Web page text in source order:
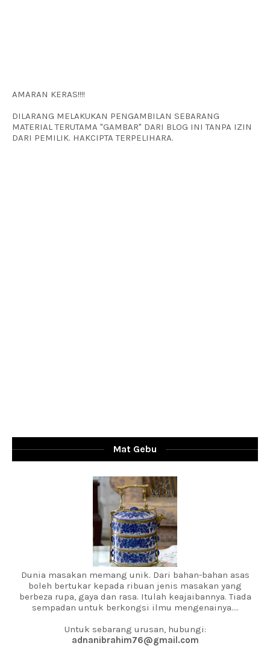
AMARAN KERAS!!!!
DILARANG MELAKUKAN PENGAMBILAN SEBARANG
MATERIAL TERUTAMA "GAMBAR" DARI BLOG INI TANPA IZIN
DARI PEMILIK. HAKCIPTA TERPELIHARA.
Mat Gebu
Dunia masakan memang unik. Dari bahan-bahan asas
boleh bertukar kepada ribuan jenis masakan yang
berbeza rupa, gaya dan rasa. Itulah keajaibannya. Tiada
sempadan untuk berkongsi ilmu mengenainya....
Untuk sebarang urusan, hubungi:
adnanibrahim76@gmail.com